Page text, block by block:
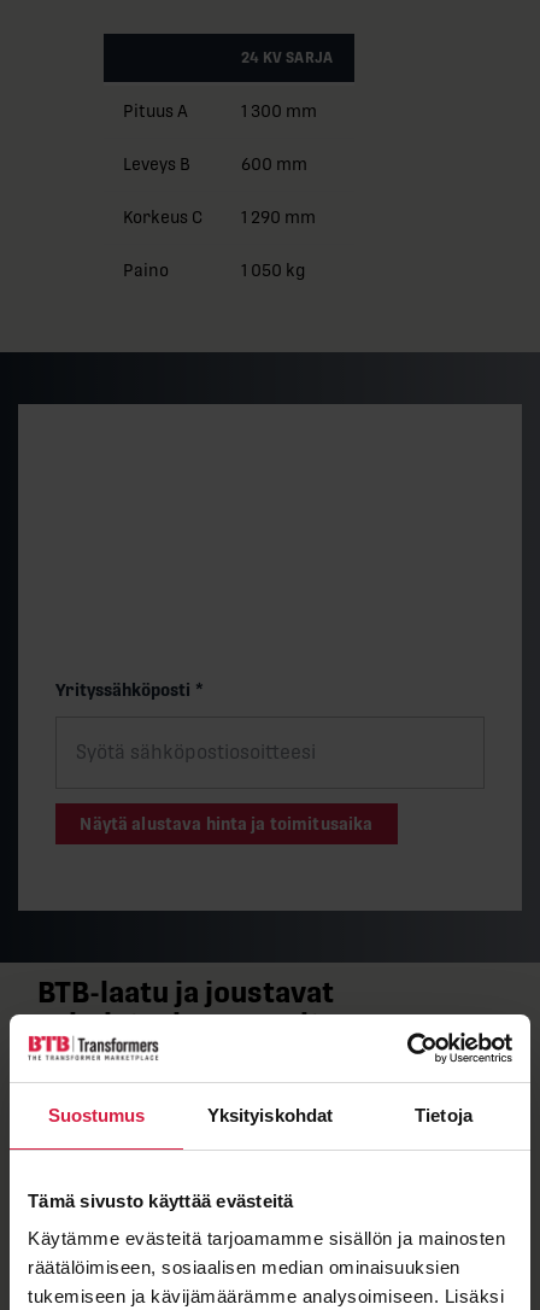
Suostumus Yksityiskohdat Tietoja
Tämä sivusto käyttää evästeitä
Käytämme evästeitä tarjoamamme sisällön ja mainosten
räätälöimiseen, sosiaalisen median ominaisuuksien
tukemiseen ja kävijämäärämme analysoimiseen. Lisäksi
24 KV SARJA
Pituus A 1 300 mm
Leveys B 600 mm
Korkeus C 1 290 mm
Paino 1 050 kg
Yrityssähköposti *
Näytä alustava hinta ja toimitusaika
BTB-​laatu ja joustavat
valmistuskumppanit
Kun näet muuntajassa BTB-​merkkilaatan, tiedät sen
Jakelumuuntajamme valmistaa SEM Transformatör,
jonka sertifioitu laatu takaa kestävyyden vaativissa